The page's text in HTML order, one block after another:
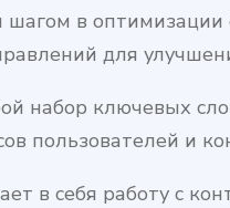
в оптимизации
для
набор ключевых
пользователей и
в себя работу с